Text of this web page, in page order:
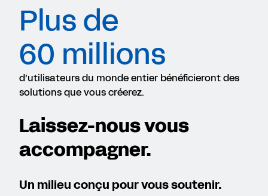
Plus de
60 millions
d’utilisateurs du monde entier bénéficieront des
solutions que vous créerez.
Laissez-nous vous
accompagner.
Un milieu conçu pour vous soutenir.